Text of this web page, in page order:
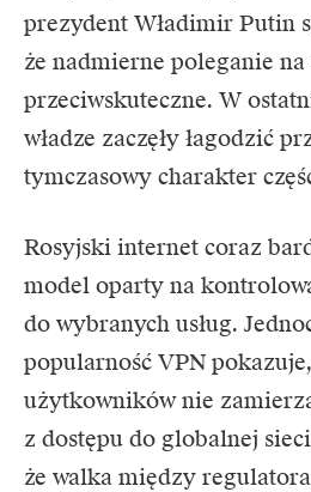
prezydent Władimir Putin
że nadmierne poleganie
przeciwskuteczne. W
władze zaczęły łagodzić
tymczasowy charakter
Rosyjski internet coraz
model oparty na
do wybranych usług.
popularność VPN
użytkowników nie
z dostępu do globalnej
że walka między